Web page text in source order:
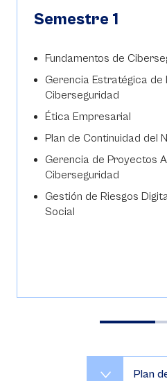
Semestre 1
Fundamentos de
Gerencia Estratégica de
Ciberseguridad
Ética Empresarial
Plan de Continuidad del
Gerencia de Proyectos
Ciberseguridad
Gestión de Riesgos
Social
Plan